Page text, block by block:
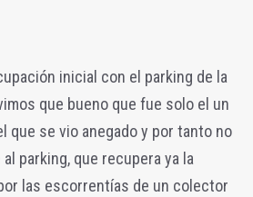
inicial con el parking de la
que bueno que fue solo el un
que se vio anegado y por tanto no
parking, que recupera ya la
las escorrentías de un colector